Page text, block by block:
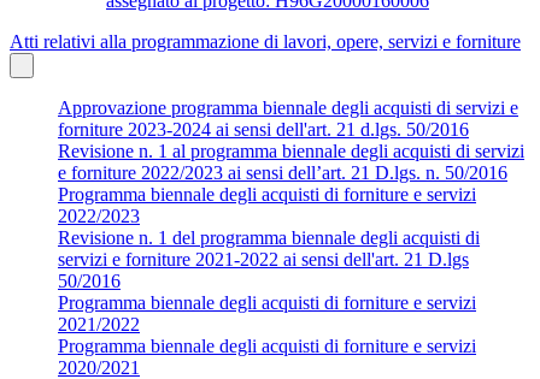
Atti relativi alla programmazione di lavori, opere, servizi e forniture
Approvazione programma biennale degli acquisti di servizi e
forniture 2023-2024 ai sensi dell'art. 21 d.lgs. 50/2016
Revisione n. 1 al programma biennale degli acquisti di servizi
e forniture 2022/2023 ai sensi dell’art. 21 D.lgs. n. 50/2016
Programma biennale degli acquisti di forniture e servizi
2022/2023
Revisione n. 1 del programma biennale degli acquisti di
servizi e forniture 2021-2022 ai sensi dell'art. 21 D.lgs
50/2016
Programma biennale degli acquisti di forniture e servizi
2021/2022
Programma biennale degli acquisti di forniture e servizi
2020/2021